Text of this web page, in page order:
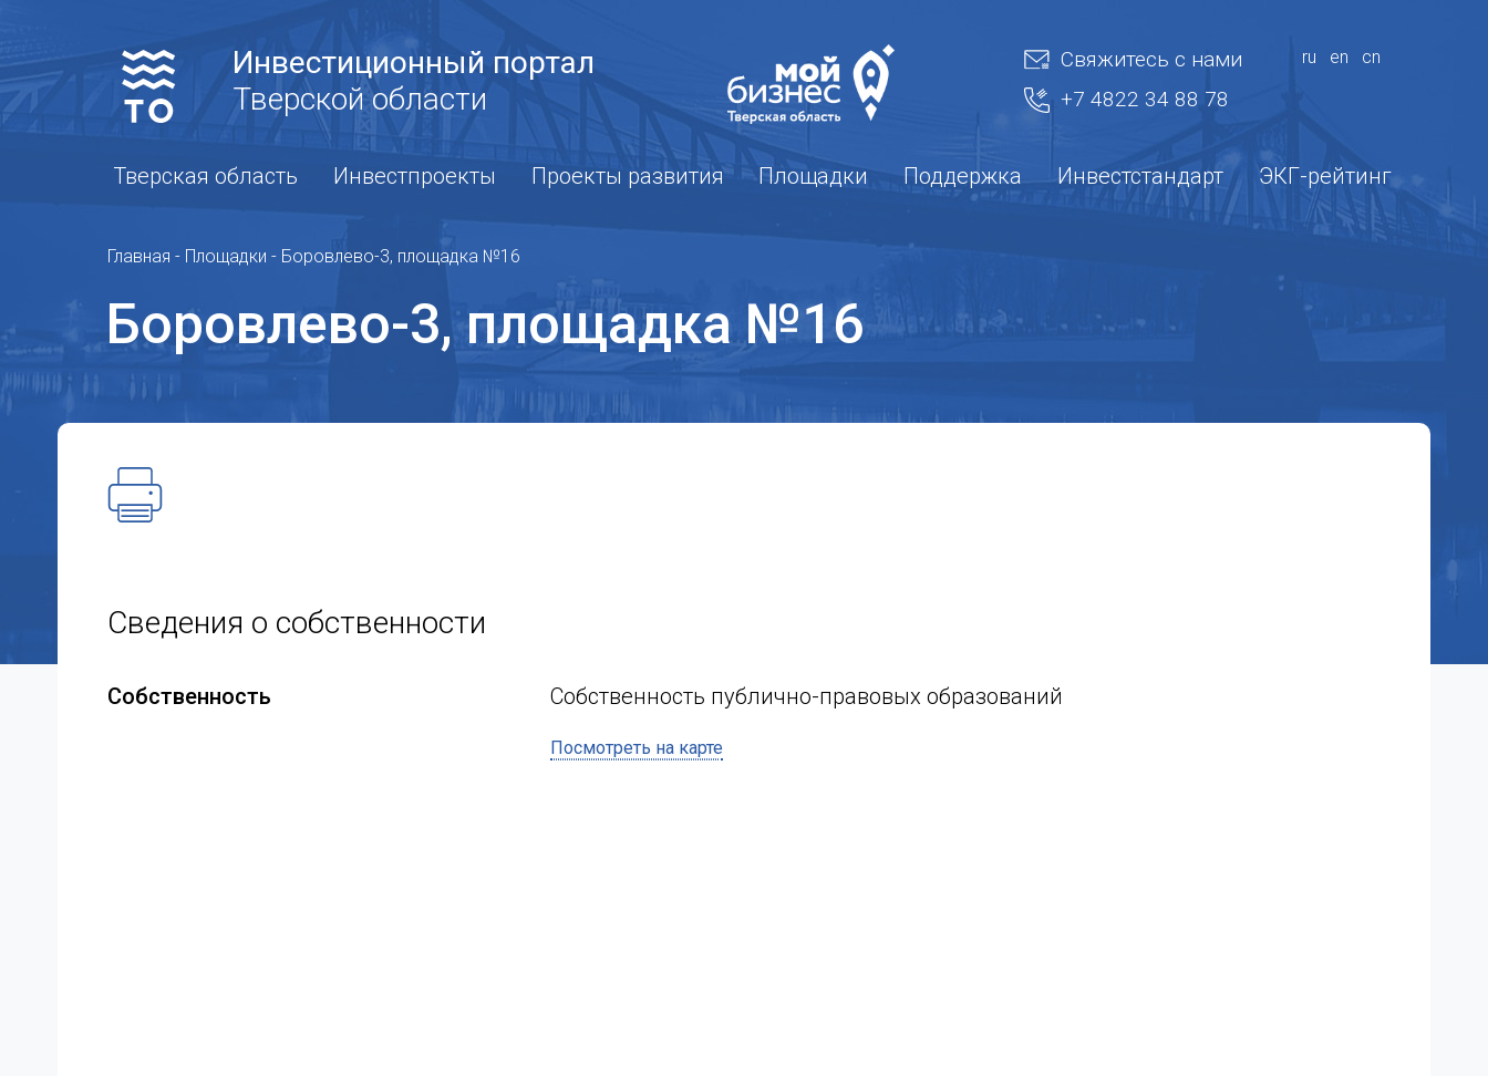
Инвестиционный портал
Тверской области
Свяжитесь с нами
+7 4822 34 88 78
ru en cn
Тверская область Инвестпроекты Проекты развития Площадки Поддержка Инвестстандарт ЭКГ-рейтинг
Главная - Площадки - Боровлево-3, площадка №16
Боровлево-3, площадка №16
Сведения о собственности
Собственность Собственность публично-правовых образований
Посмотреть на карте